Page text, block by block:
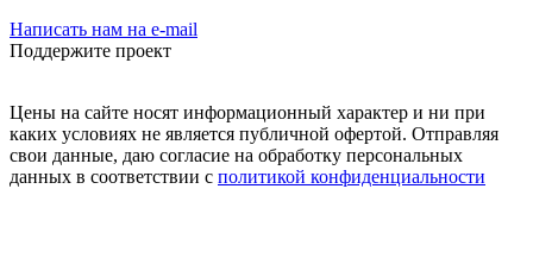
Написать нам на e-mail
Поддержите проект
Цены на сайте носят информационный характер и ни при
каких условиях не является публичной офертой. Отправляя
свои данные, даю согласие на обработку персональных
данных в соответствии с политикой конфиденциальности